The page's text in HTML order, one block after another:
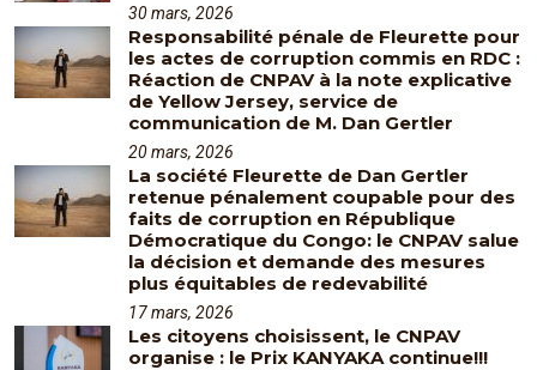
30 mars, 2026
Responsabilité pénale de Fleurette pour
les actes de corruption commis en RDC :
Réaction de CNPAV à la note explicative
de Yellow Jersey, service de
communication de M. Dan Gertler
20 mars, 2026
La société Fleurette de Dan Gertler
retenue pénalement coupable pour des
faits de corruption en République
Démocratique du Congo: le CNPAV salue
la décision et demande des mesures
plus équitables de redevabilité
17 mars, 2026
Les citoyens choisissent, le CNPAV
organise : le Prix KANYAKA continue!!!